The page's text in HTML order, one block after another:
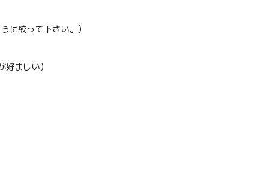
絞って下さい。）
ましい）